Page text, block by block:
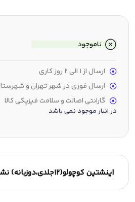
اینشتین کوچولو(12جلدی،دوزبانه) نشر پرتقال
ناموجود
ارسال از 1 الی 2 روز کاری
ارسال فوری در شهر تهران و
گارانتی اصالت و سلامت فیزیکی کالا
در انبار موجود نمی باشد